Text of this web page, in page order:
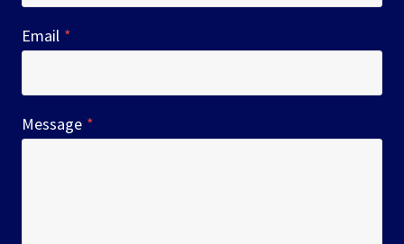
Email *
Message *